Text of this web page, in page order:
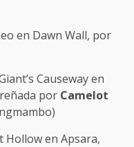
en Dawn Wall, por
Causeway en
por Camelot
Hollow en Apsara,